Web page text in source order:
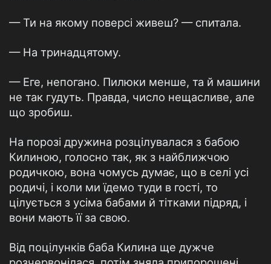
— Ти на якому поверсі живеш? — спитала.
— На тринадцятому.
— Еге, непогано. Пилюки менше, та й машини
не так гудуть. Правда, число нещасливе, але
що зробиш.
На порозі дружина розцілувалася з бабою
Килиною, голосно так, як з найближчою
родичкою, вона чомусь думає, що в селі усі
родичі, і коли ми їдемо туди в гості, то
цілується з усіма бабами й тітками підряд, і
вони мають її за свою.
Від поцілунків баба Килина ще дужче